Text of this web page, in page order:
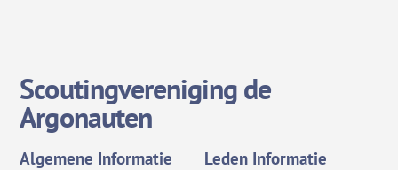
Scoutingvereniging de
Argonauten
Algemene Informatie Leden Informatie